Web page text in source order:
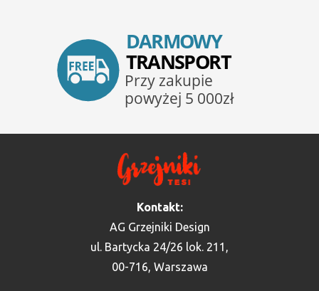
Kontakt:
AG Grzejniki Design
ul. Bartycka 24/26 lok. 211,
00-716, Warszawa